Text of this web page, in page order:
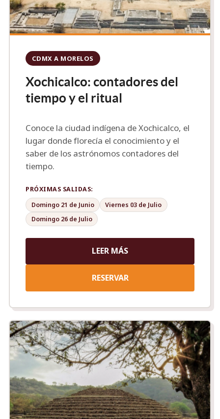
CDMX A MORELOS
Xochicalco: contadores del
tiempo y el ritual
Conoce la ciudad indígena de Xochicalco, el
lugar donde florecía el conocimiento y el
saber de los astrónomos contadores del
tiempo.
PRÓXIMAS SALIDAS:
Domingo 21 de Junio
Viernes 03 de Julio
Domingo 26 de Julio
LEER MÁS
RESERVAR